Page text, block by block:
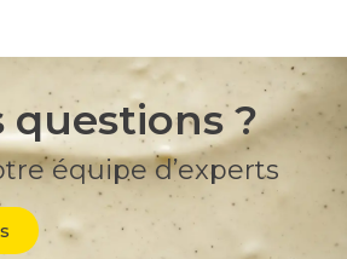
questions ?
équipe d’experts